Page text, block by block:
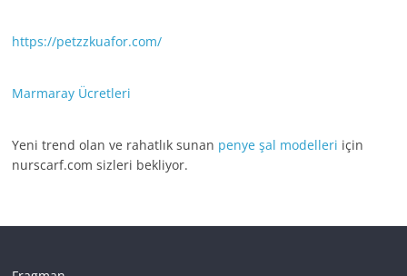
https://petzzkuafor.com/
Marmaray Ücretleri
Yeni trend olan ve rahatlık sunan penye şal modelleri için
nurscarf.com sizleri bekliyor.